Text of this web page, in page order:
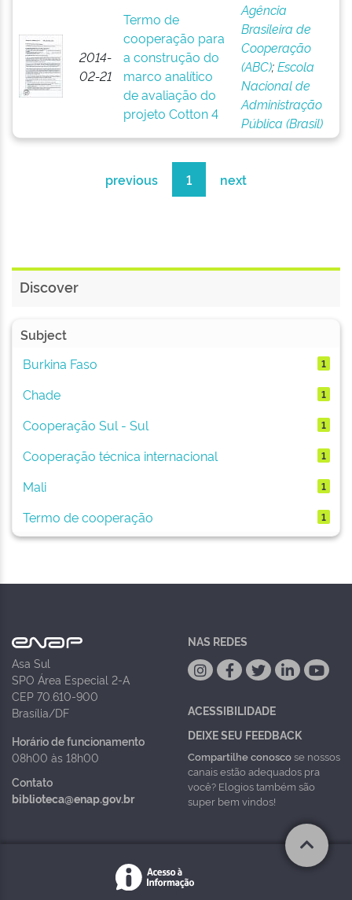
2014-
02-21
Termo de
cooperação para
a construção do
marco analítico
de avaliação do
projeto Cotton 4
Agência
Brasileira de
Cooperação
(ABC);Escola
Nacional de
Administração
Pública (Brasil)
previous 1 next
Discover
Subject
Burkina Faso
1
Chade 1
Cooperação Sul - Sul 1
Cooperação técnica internacional 1
Mali 1
Termo de cooperação 1
Asa Sul
SPO Área Especial 2-A
CEP 70.610-900
Brasília/DF
Horário de funcionamento
08h00 às 18h00
Contato
biblioteca@enap.gov.br
NAS REDES
ACESSIBILIDADE
DEIXE SEU FEEDBACK
Compartilhe conoscose nossos
canais estão adequados pra
você? Elogios também são
super bem vindos!